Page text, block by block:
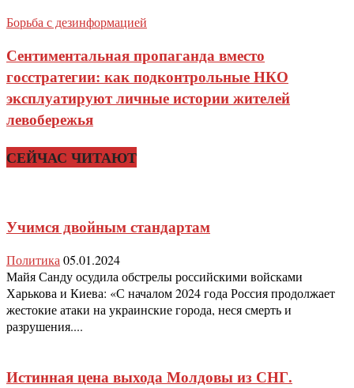
Борьба с дезинформацией
Сентиментальная пропаганда вместо
госстратегии: как подконтрольные НКО
эксплуатируют личные истории жителей
левобережья
СЕЙЧАС ЧИТАЮТ
Учимся двойным стандартам
Политика05.01.2024
Майя Санду осудила обстрелы российскими войсками
Харькова и Киева: «С началом 2024 года Россия продолжает
жестокие атаки на украинские города, неся смерть и
разрушения....
Истинная цена выхода Молдовы из СНГ.